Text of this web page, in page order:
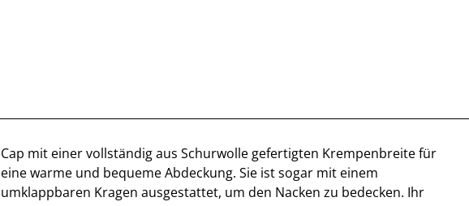
Cap mit einer vollständig aus Schurwolle gefertigten Krempenbreite für
eine warme und bequeme Abdeckung. Sie ist sogar mit einem
umklappbaren Kragen ausgestattet, um den Nacken zu bedecken. Ihr